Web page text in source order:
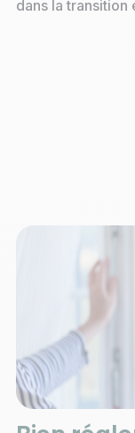
dans la transition